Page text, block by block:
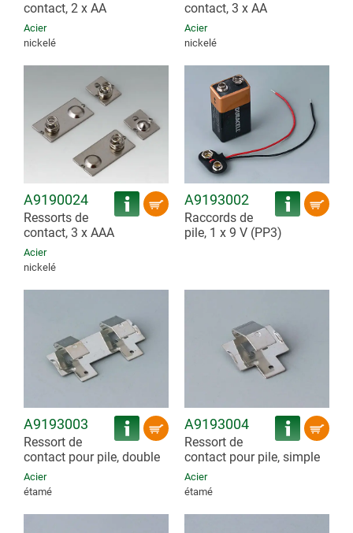
contact, 2 x AA
Acier
nickelé
contact, 3 x AA
Acier
nickelé
A9190024
Ressorts de
contact, 3 x AAA
Acier
nickelé
A9193002
Raccords de
pile, 1 x 9 V (PP3)
A9193003
Ressort de
contact pour pile, double
Acier
étamé
A9193004
Ressort de
contact pour pile, simple
Acier
étamé